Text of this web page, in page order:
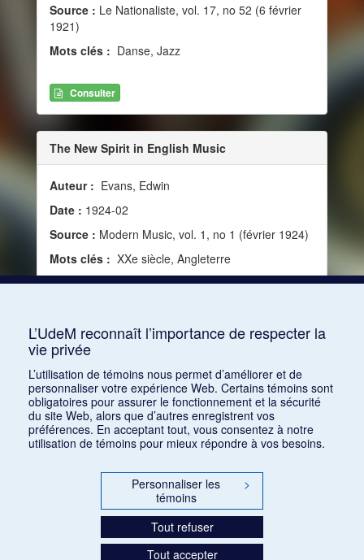
Source : Le Nationaliste, vol. 17, no 52 (6 février
1921)
Mots clés : Danse, Jazz
Consulter
The New Spirit in English Music
Auteur : Evans, Edwin
Date : 1924-02
Source : Modern Music, vol. 1, no 1 (février 1924)
Mots clés : XXe siècle, Angleterre
1 2 3 4
L’UdeM reconnaît l’importance de respecter la
vie privée
L’utilisation de témoins nous permet d’améliorer et de
personnaliser votre expérience Web. Certains témoins sont
obligatoires pour assurer le fonctionnement et la sécurité
du site Web, alors que d’autres enregistrent vos
préférences. En acceptant tout, vous consentez à notre
utilisation de témoins pour mieux répondre à vos besoins.
Personnaliser les
témoins
>
Tout refuser
Tout accepter